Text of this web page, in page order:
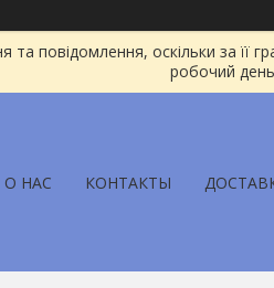
повідомлення, оскільки за її
робочий
О НАС КОНТАКТЫ